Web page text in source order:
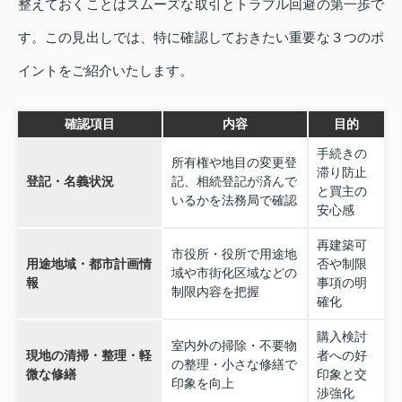
整えておくことはスムーズな取引とトラブル回避の第一歩で
す。この見出しでは、特に確認しておきたい重要な３つのポ
イントをご紹介いたします。
確認項目 内容 目的
登記・名義状況
所有権や地目の変更登
記、相続登記が済んで
いるかを法務局で確認
手続きの
滞り防止
と買主の
安心感
用途地域・都市計画情
報
市役所・役所で用途地
域や市街化区域などの
制限内容を把握
再建築可
否や制限
事項の明
確化
現地の清掃・整理・軽
微な修繕
室内外の掃除・不要物
の整理・小さな修繕で
印象を向上
購入検討
者への好
印象と交
渉強化